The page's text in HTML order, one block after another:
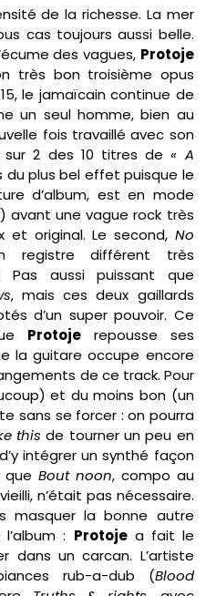
de la richesse. La mer
cas toujours aussi belle.
des vagues, Protoje
très bon troisième opus
le jamaïcain continue de
un seul homme, bien au
fois travaillé avec son
sur 2 des 10 titres de« A
du plus bel effet puisque le
d’album, est en mode
avant une vague rock très
et original. Le second, No
différent très
Pas aussi puissant que
, mais ces deux gaillards
d’un super pouvoir. Ce
Protojerepousse ses
la guitare occupe encore
de ce track. Pour
et du moins bon (un
sans se forcer : on pourra
this de tourner un peu en
intégrer un synthé façon
queBout noon, compo au
n’était pas nécessaire.
masquer la bonne autre
: Protojea fait le
dans un carcan. L’artiste
rub-a-dub (Blood